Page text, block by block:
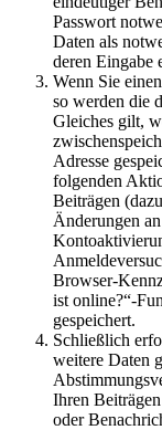
Passwort
Daten als
deren Eingabe
Wenn Sie
so werden die
Gleiches gilt,
Adresse
folgenden
Beiträgen
Änderungen
Browser-
ist online?“-
gespeichert.
Schließlich
weitere Daten
Ihren
oder